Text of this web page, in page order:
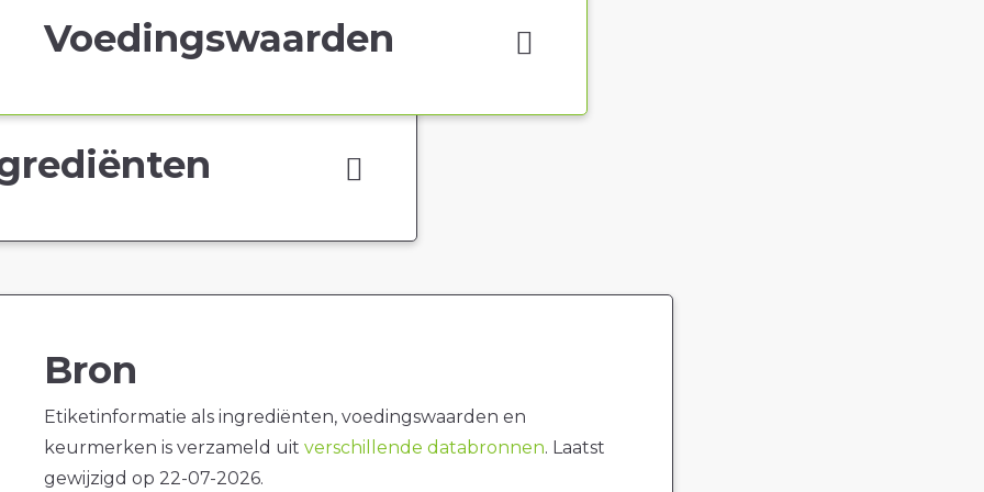
Voedingswaarden
Bron
Etiketinformatie als ingrediënten, voedingswaarden en
keurmerken is verzameld uit verschillende databronnen. Laatst
gewijzigd op 22-07-2026.